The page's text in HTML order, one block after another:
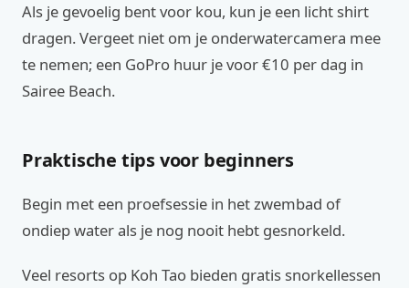
Als je gevoelig bent voor kou, kun je een licht shirt
dragen. Vergeet niet om je onderwatercamera mee
te nemen; een GoPro huur je voor €10 per dag in
Sairee Beach.
Praktische tips voor beginners
Begin met een proefsessie in het zwembad of
ondiep water als je nog nooit hebt gesnorkeld.
Veel resorts op Koh Tao bieden gratis snorkellessen